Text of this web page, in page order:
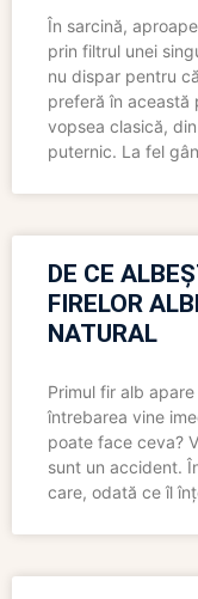
În sarcină,
prin filtrul unei
nu dispar pentru
preferă în această
vopsea clasică,
puternic. La fel
DE CE
FIRELOR
NATURAL
Primul fir alb
întrebarea vine
poate face ceva?
sunt un accident.
care, odată ce îl